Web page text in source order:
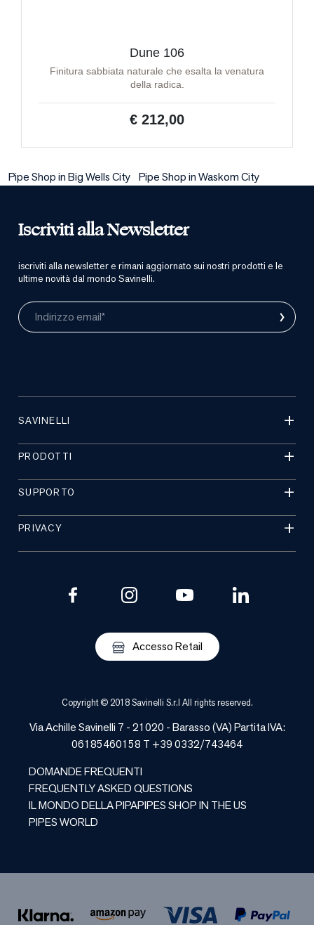
Dune 106
Finitura sabbiata naturale che esalta la venatura
della radica.
€ 212,00
Pipe Shop in Big Wells City Pipe Shop in Waskom City
Iscriviti alla Newsletter
iscriviti alla newsletter e rimani aggiornato sui nostri prodotti e le
ultime novità dal mondo Savinelli.
Indirizzo email* ›
SAVINELLI
PRODOTTI
SUPPORTO
PRIVACY
Accesso Retail
Copyright © 2018 Savinelli S.r.l All rights reserved.
Via Achille Savinelli 7 - 21020 -Barasso(VA) Partita IVA:
06185460158 T +39 0332/743464
DOMANDE FREQUENTI
FREQUENTLY ASKED QUESTIONS
IL MONDO DELLA PIPAPIPES SHOP IN THE US
PIPES WORLD